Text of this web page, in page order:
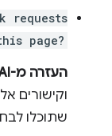
requests
page?
העזרה מ-AI
וקישורים
שתוכלו